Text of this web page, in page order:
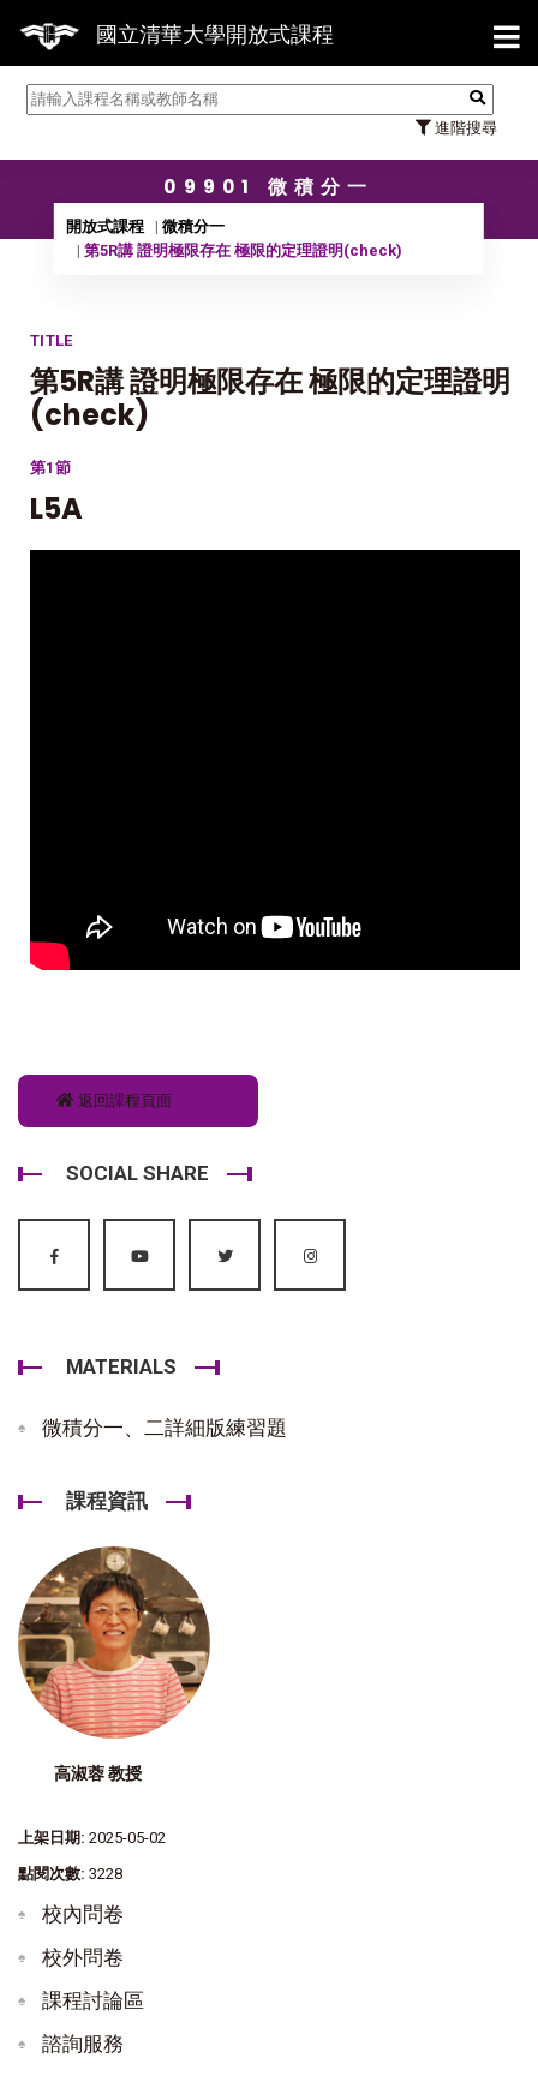
國立清華大學開放式課程
進階搜尋
【
09901 微積分一
開放式課程
微積分一
第5R講 證明極限存在 極限的定理證明(check)
TITLE
第5R講 證明極限存在 極限的定理證明
(check)
第1節
L5A
返回課程頁面
SOCIAL SHARE
MATERIALS
微積分一、二詳細版練習題
課程資訊
高淑蓉 教授
上架日期: 2025-05-02
點閱次數: 3228
校內問卷
校外問卷
課程討論區
諮詢服務